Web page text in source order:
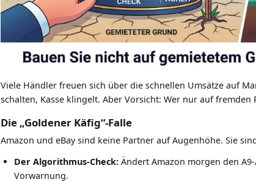
Viele Händler freuen sich über die schnellen Umsätze auf
schalten, Kasse klingelt. Aber Vorsicht: Wer nur auf
Die „Goldener Käfig“-Falle
Amazon und eBay sind keine Partner auf Augenhöhe. Sie
Der Algorithmus-Check:Ändert Amazon morgen den
Vorwarnung.